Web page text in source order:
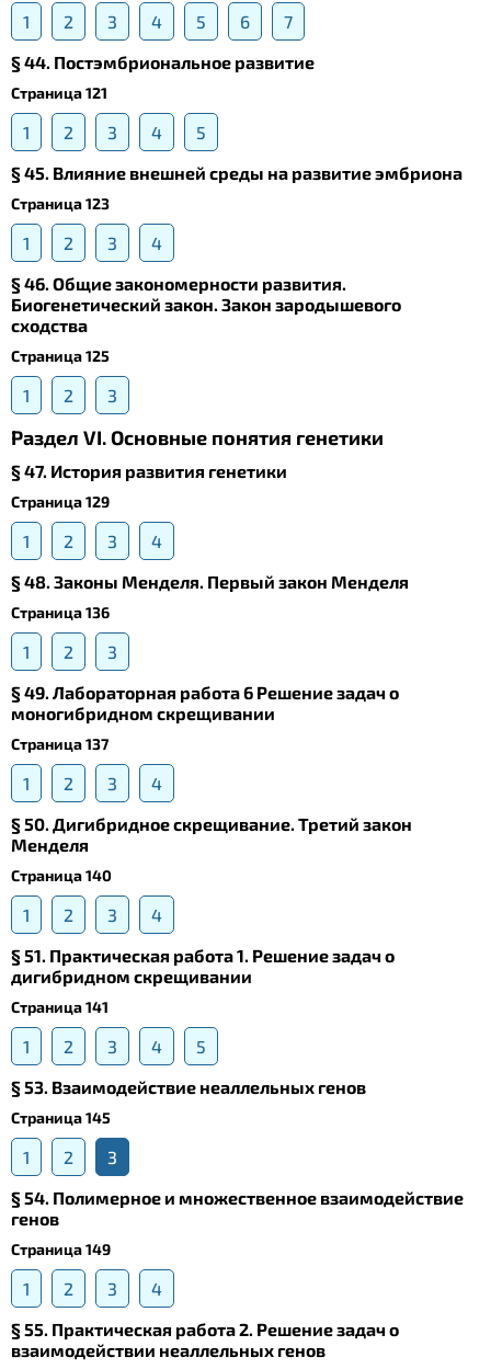
1 2 3 4 5 6
7
§ 44. Постэмбриональное развитие
Страница 121
1 2 3 4
5
§ 45. Влияние внешней среды на развитие эмбриона
Страница 123
1 2 3
4
§ 46. Общие закономерности развития.
Биогенетический закон. Закон зародышевого
сходства
Страница 125
1 2 3
Раздел VI. Основные понятия генетики
§ 47. История развития генетики
Страница 129
1 2 3
4
§ 48. Законы Менделя. Первый закон Менделя
Страница 136
1 2
3
§ 49. Лабораторная работа 6 Решение задач о
моногибридном скрещивании
Страница 137
1 2 3
4
§ 50. Дигибридное скрещивание. Третий закон
Менделя
Страница 140
1 2 3
4
§ 51. Практическая работа 1. Решение задач о
дигибридном скрещивании
Страница 141
1 2 3 4
5
§ 53. Взаимодействие неаллельных генов
Страница 145
1 2
3
§ 54. Полимерное и множественное взаимодействие
генов
Страница 149
1 2 3
4
§ 55. Практическая работа 2. Решение задач о
взаимодействии неаллельных генов